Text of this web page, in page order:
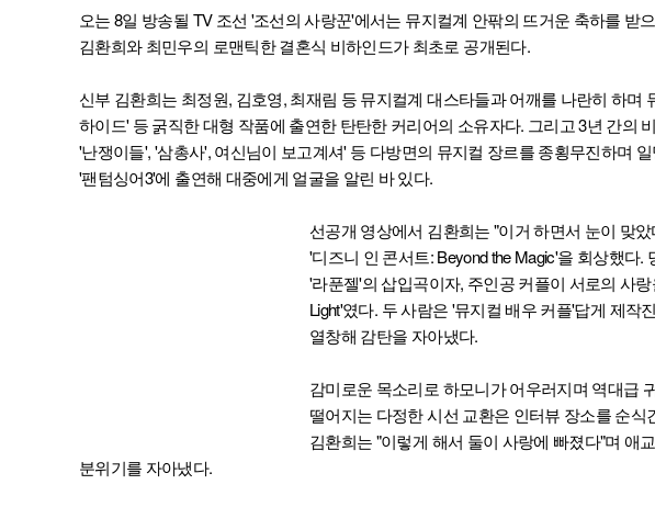
오는 8일 방송될 TV 조선 '조선의 사랑꾼'에서는 뮤지컬계 안팎의 뜨거운 축하를 받
김환희와 최민우의 로맨틱한 결혼식 비하인드가 최초로 공개된다.
신부 김환희는 최정원, 김호영, 최재림 등 뮤지컬계 대스타들과 어깨를 나란히 하며
하이드' 등 굵직한 대형 작품에 출연한 탄탄한 커리어의 소유자다. 그리고 3년 간의
'난쟁이들', '삼총사', 여신님이 보고계셔' 등 다방면의 뮤지컬 장르를 종횡무진하며
'팬텀싱어3'에 출연해 대중에게 얼굴을 알린 바 있다.
선공개 영상에서 김환희는 "이거 하면서 눈이 맞
'디즈니 인 콘서트: Beyond the Magic'을 회상했다
'라푼젤'의 삽입곡이자, 주인공 커플이 서로의 사
Light'였다. 두 사람은 '뮤지컬 배우 커플'답게 제
열창해 감탄을 자아냈다.
감미로운 목소리로 하모니가 어우러지며 역대급
떨어지는 다정한 시선 교환은 인터뷰 장소를 순
김환희는 "이렇게 해서 둘이 사랑에 빠졌다"며 애
분위기를 자아냈다.